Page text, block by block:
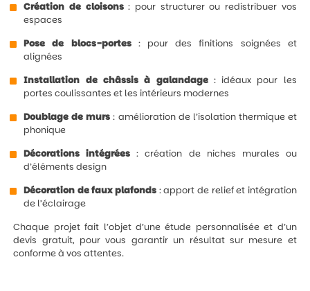
Création de cloisons: pour structurer ou redistribuer vos
espaces
Pose de blocs-portes: pour des finitions soignées et
alignées
Installation de châssis à galandage: idéaux pour les
portes coulissantes et les intérieurs modernes
Doublage de murs : amélioration de l’isolation thermique et
phonique
Décorations intégrées : création de niches murales ou
d’éléments design
Décoration de faux plafonds : apport de relief et intégration
de l’éclairage
Chaque projet fait l’objet d’une étude personnalisée et d’un
devis gratuit, pour vous garantir un résultat sur mesure et
conforme à vos attentes.